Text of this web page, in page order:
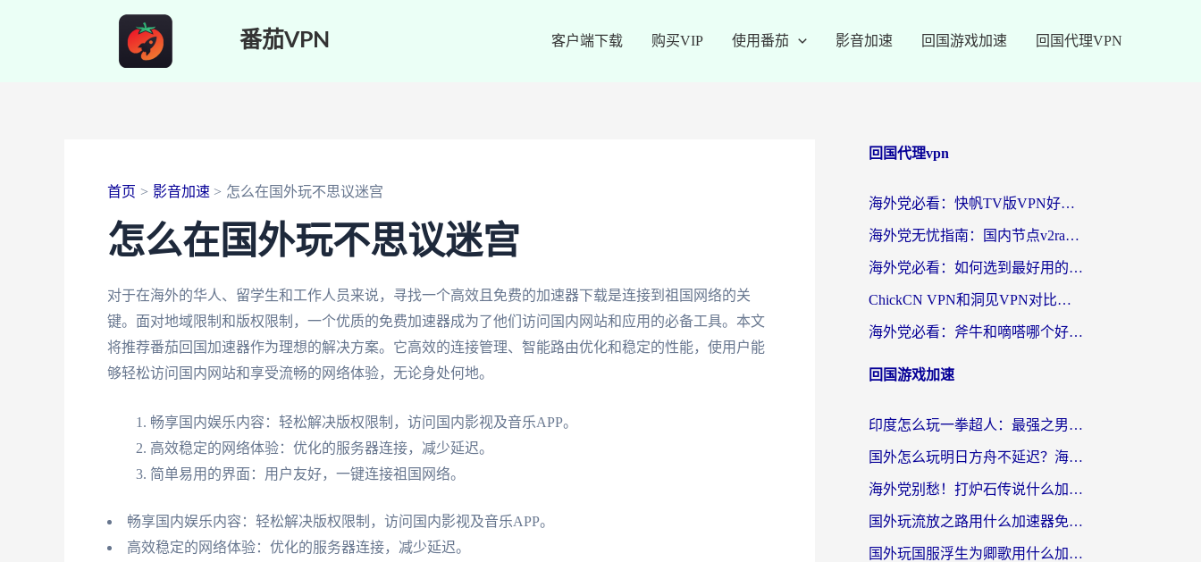
番茄VPN 客户端下载 购买VIP 使用番茄 影音加速 回国游戏加速 回国代理VPN
首页 影音加速 怎么在国外玩不思议迷宫
怎么在国外玩不思议迷宫
对于在海外的华人、留学生和工作人员来说，寻找一个高效且免费的加速器下载是连接到祖国网络的关
键。面对地域限制和版权限制，一个优质的免费加速器成为了他们访问国内网站和应用的必备工具。本文
将推荐番茄回国加速器作为理想的解决方案。它高效的连接管理、智能路由优化和稳定的性能，使用户能
够轻松访问国内网站和享受流畅的网络体验，无论身处何地。
畅享国内娱乐内容：轻松解决版权限制，访问国内影视及音乐APP。
高效稳定的网络体验：优化的服务器连接，减少延迟。
简单易用的界面：用户友好，一键连接祖国网络。
畅享国内娱乐内容：轻松解决版权限制，访问国内影视及音乐APP。
高效稳定的网络体验：优化的服务器连接，减少延迟。
回国代理vpn
海外党必看：快帆TV版VPN好用吗？和快游VPN对比哪个回国效果更好？附实用避坑指南
海外党无忧指南：国内节点v2ray怎么选？一键回国VPN+多场景实测帮你避坑
海外党必看：如何选到最好用的回国加速器？从节点到售后的全维度指南
ChickCN VPN和洞见VPN对比哪个回国效果更好？海外党亲测3款加速器+避坑指南
海外党必看：斧牛和嘀嗒哪个好？3个维度教你选对回国加速器
回国游戏加速
印度怎么玩一拳超人：最强之男？海外党国服游戏加速避坑指南
国外怎么玩明日方舟不延迟？海外玩家国服游戏加速终极指南（附DNF梦幻诛仙解决方案）
海外党别愁！打炉石传说什么加速器好用？3个实用技巧解决国服游戏卡顿
国外玩流放之路用什么加速器免费？海外党亲测有效的国服游戏加速指南
国外玩国服浮生为卿歌用什么加速器比较好？海外党亲测不踩坑指南